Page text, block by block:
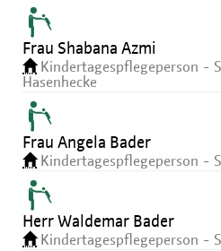
Frau Shabana Azmi
Kindertagespflegeperson -
Hasenhecke
Frau Angela Bader
Kindertagespflegeperson -
Herr Waldemar Bader
Kindertagespflegeperson -